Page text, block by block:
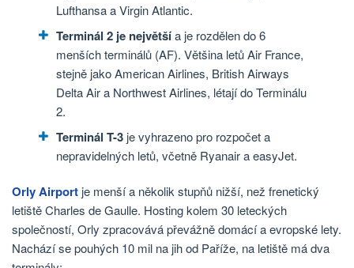
Lufthansa a Virgin Atlantic.
Terminál 2 je největšía je rozdělen do 6
menších terminálů (AF). Většina letů Air France,
stejně jako American Airlines, British Airways
Delta Air a Northwest Airlines, létají do Terminálu
2.
Terminál T-3 je vyhrazeno pro rozpočet a
nepravidelných letů, včetně Ryanair a easyJet.
Orly Airport je menší a několik stupňů nižší, než frenetický
letiště Charles de Gaulle. Hosting kolem 30 leteckých
společností, Orly zpracovává převážně domácí a evropské lety.
Nachází se pouhých 10 mil na jih od Paříže, na letiště má dva